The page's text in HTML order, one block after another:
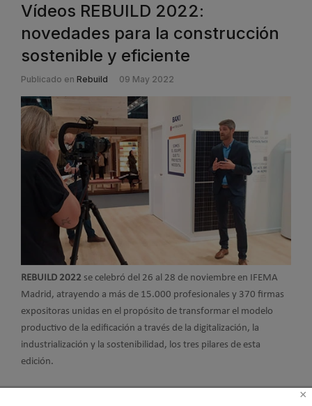
Vídeos REBUILD 2022:
novedades para la construcción
sostenible y eficiente
Publicado en Rebuild 09 May 2022
REBUILD 2022 se celebró del 26 al 28 de noviembre en IFEMA
Madrid, atrayendo a más de 15.000 profesionales y 370 firmas
expositoras unidas en el propósito de transformar el modelo
productivo de la edificación a través de la digitalización, la
industrialización y la sostenibilidad, los tres pilares de esta
edición.
×